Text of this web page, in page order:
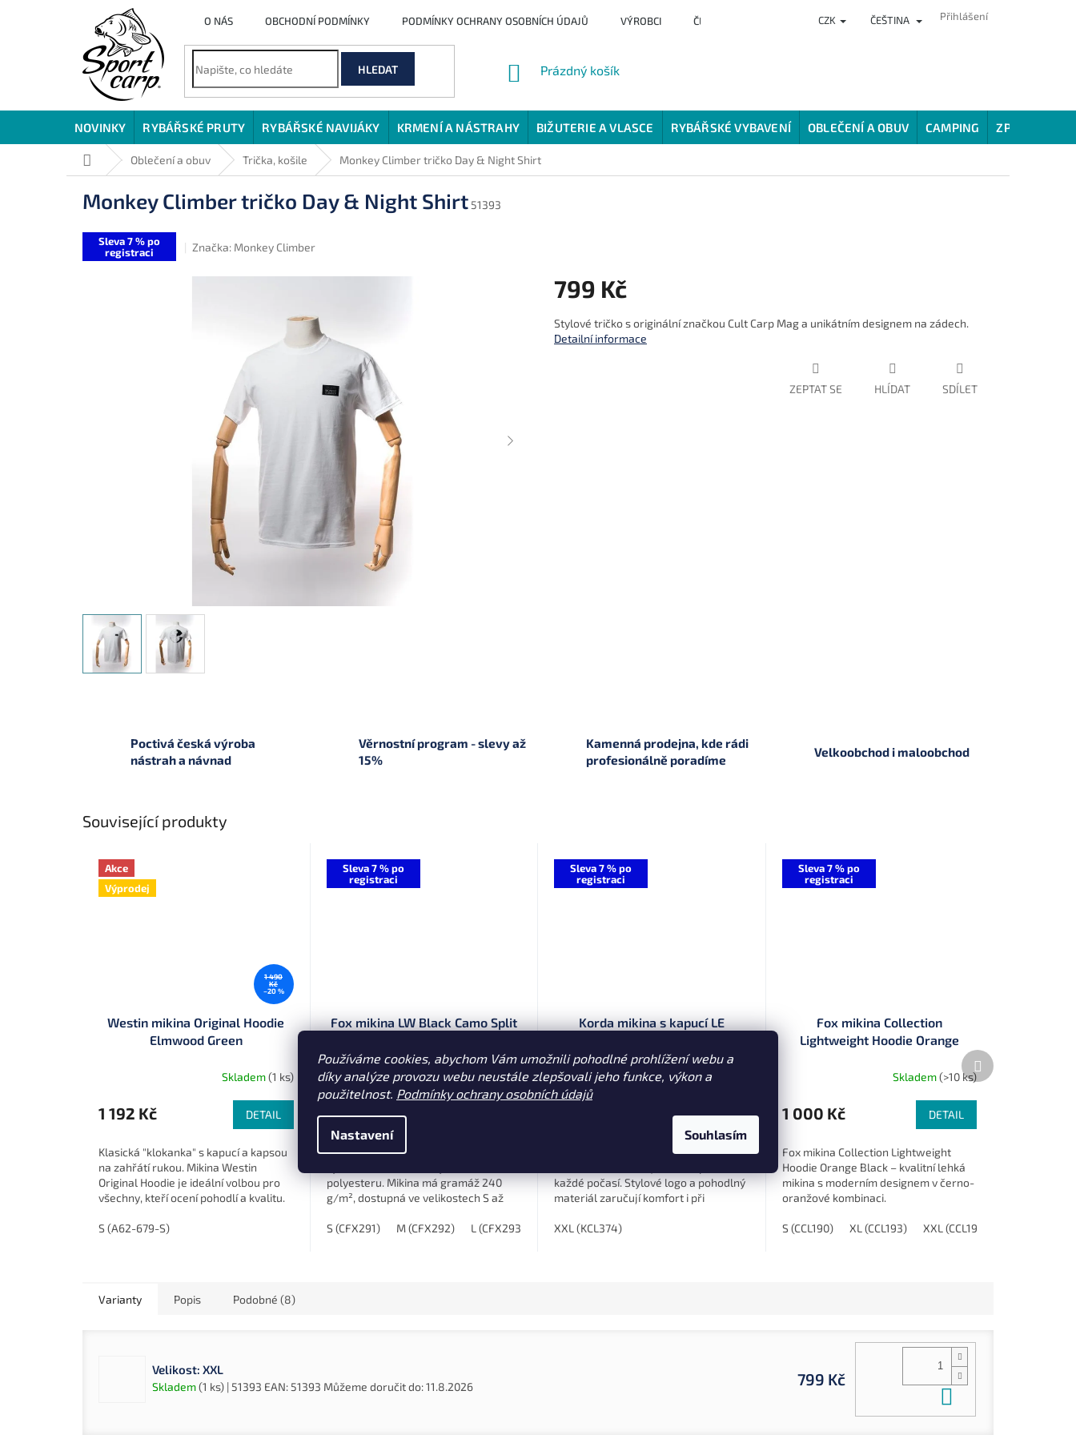
Používáme cookies, abychom Vám umožnili pohodlné prohlížení webu a
díky analýze provozu webu neustále zlepšovali jeho funkce, výkon a
použitelnost. Podmínky ochrany osobních údajů
Nastavení Souhlasím
O NÁS OBCHODNÍ PODMÍNKY PODMÍNKY OCHRANY OSOBNÍCH ÚDAJŮ VÝROBCI ČLÁNKY HODNOCENÍ OBCHODU VĚRNOSTNÍ
CZK ČEŠTINA Přihlášení
HLEDAT
NÁKUPNÍ
Prázdný košík
NOVINKY RYBÁŘSKÉ PRUTY RYBÁŘSKÉ NAVIJÁKY KRMENÍ A NÁSTRAHY BIŽUTERIE A VLASCE RYBÁŘSKÉ VYBAVENÍ OBLEČENÍ A OBUV CAMPING ZPŮSOBY
Domů Oblečení a obuv Trička, košile Monkey Climber tričko Day & Night Shirt
Monkey Climber tričko Day & Night Shirt51393
Sleva 7 % po
registraci
Značka: Monkey Climber
799 Kč
cena:
Stylové tričko s originální značkou Cult Carp Mag a unikátním designem na zádech.
Detailní informace
ZEPTAT SE HLÍDAT SDÍLET
Poctivá česká výroba
nástrah a návnad
Věrnostní program - slevy až
15%
Kamenná prodejna, kde rádi
profesionálně poradíme
Velkoobchod i maloobchod
Související produkty
Akce
Výprodej
1 490
Kč
–20 %
Westin mikina Original Hoodie
Elmwood Green
Skladem(1 ks)
1 192 Kč DETAIL
Klasická "klokanka" s kapucí a kapsou
na zahřátí rukou. Mikina Westin
Original Hoodie je ideální volbou pro
všechny, kteří ocení pohodlí a kvalitu.
S (A62-679-S)
Sleva 7 % po
registraci
Fox mikina LW Black Camo Split
Dodací doba 1 týden(10 ks)
1 000 Kč
Stylová mikina s kapucí od značky Fox,
polyesteru. Mikina má gramáž 240
g/m², dostupná ve velikostech S až
nebo...
S (CFX291) M (CFX292) L (CFX293) XL (CFX294) XXL (CFX295)
Sleva 7 % po
registraci
Korda mikina s kapucí LE
Dodací doba 3 týdny
DETAIL
Lehká mikina Korda Kamo v unikátním
každé počasí. Stylové logo a pohodlný
materiál zaručují komfort i při
XXL (KCL374)
Sleva 7 % po
registraci
Fox mikina Collection
Lightweight Hoodie Orange
Skladem(>10 ks)
1 000 Kč DETAIL
Fox mikina Collection Lightweight
Hoodie Orange Black – kvalitní lehká
mikina s moderním designem v černo-
oranžové kombinaci.
S (CCL190) XL (CCL193) XXL (CCL194)
Další
produkt
Varianty Popis Podobné (8)
Velikost: XXL
Skladem(1 ks) | 51393 EAN: 51393 Můžeme doručit do:11.8.2026 799 Kč